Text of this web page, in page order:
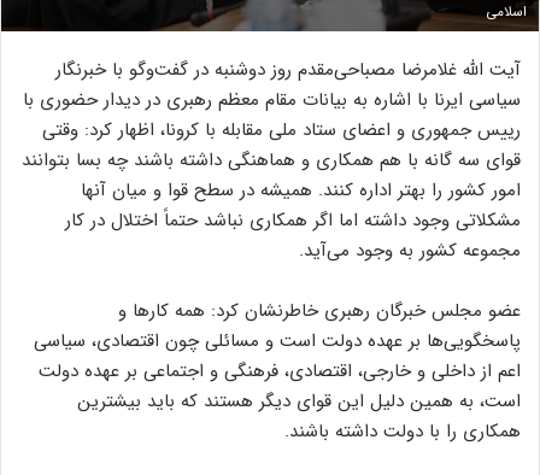
اسلامی
آیت الله غلامرضا مصباحی‌مقدم روز دوشنبه در گفت‌وگو با خبرنگار
سیاسی ایرنا با اشاره به بیانات مقام معظم رهبری در دیدار حضوری با
رییس جمهوری و اعضای ستاد ملی مقابله با کرونا، اظهار کرد: وقتی
قوای سه گانه با هم همکاری و هماهنگی داشته باشند چه بسا بتوانند
امور کشور را بهتر اداره کنند. همیشه در سطح قوا و میان آنها
مشکلاتی وجود داشته اما اگر همکاری نباشد حتماً اختلال در کار
مجموعه کشور به وجود می‌آید.
عضو مجلس خبرگان رهبری خاطرنشان کرد: همه کارها و
پاسخگویی‌ها بر عهده دولت است و مسائلی چون اقتصادی، سیاسی
اعم از داخلی و خارجی، اقتصادی، فرهنگی و اجتماعی بر عهده دولت
است، به همین دلیل این قوای دیگر هستند که باید بیشترین
همکاری را با دولت داشته باشند.